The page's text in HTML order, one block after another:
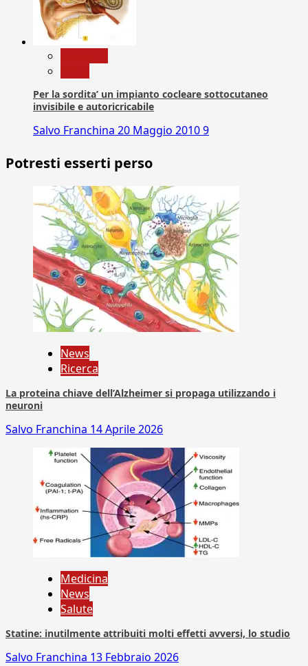
Per la sordita’ un impianto cocleare sottocutaneo
invisibile e autoricricabile
Salvo Franchina 20 Maggio 20109
Potresti esserti perso
News
Ricerca
La proteina chiave dell’Alzheimer si propaga utilizzando i
neuroni
Salvo Franchina 14 Aprile 2026
Medicina
News
Salute
Statine: inutilmente attribuiti molti effetti avversi, lo studio
Salvo Franchina 13 Febbraio 2026